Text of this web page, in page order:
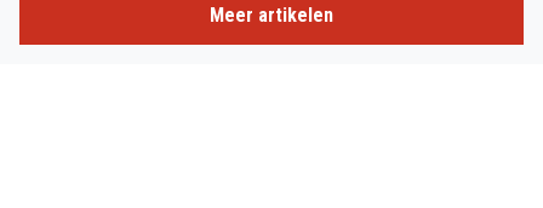
Meer artikelen